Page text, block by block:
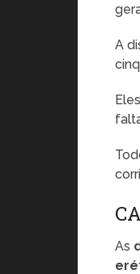
A
As